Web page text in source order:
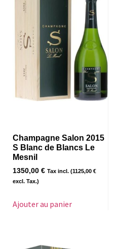
Champagne Salon 2015
S Blanc de Blancs Le
Mesnil
1350,00 € Tax incl. (1125,00 €
excl. Tax.)
Ajouter au panier